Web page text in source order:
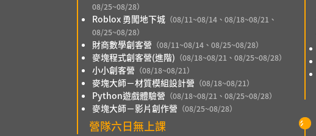
08/25~08/28）
Roblox 勇闖地下城（08/11~08/14、08/18~08/21、
08/25~08/28）
財商數學創客營 （08/11~08/14、08/25~08/28）
麥塊程式創客營(進階) （08/18~08/21、08/25~08/28）
小小創客營 （08/18~08/21）
麥塊大師－材質模組設計營 （08/18~08/21）
Python遊戲體驗營 （08/18~08/21、08/25~08/28）
麥塊大師－影片創作營 （08/25~08/28）
營隊六日無上課